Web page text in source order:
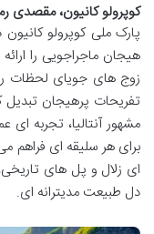
کوپرولو کانیون، مقصدی
پارک ملی کوپرولو
هیجان ماجراجویی را
زوج های جویای لحظات
تفریحات پرهیجان تبدیل
مشهور آنتالیا، تجربه ای
برای هر سلیقه ای فراهم
ای زلال و پل های
دل طبیعت مدیترانه ای.